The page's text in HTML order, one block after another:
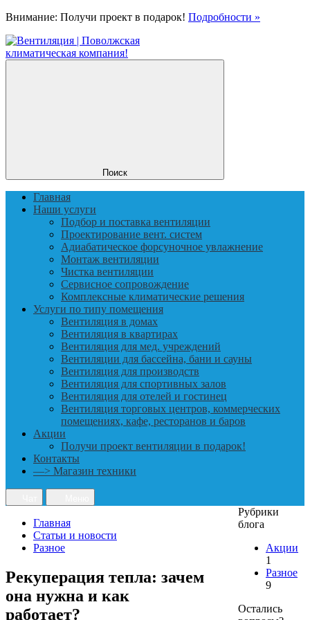
Внимание: Получи проект в подарок! Подробности »
Поиск
Главная
Наши услуги
Подбор и поставка вентиляции
Проектирование вент. систем
Адиабатическое форсуночное увлажнение
Монтаж вентиляции
Чистка вентиляции
Сервисное сопровождение
Комплексные климатические решения
Услуги по типу помещения
Вентиляция в домах
Вентиляция в квартирах
Вентиляция для мед. учреждений
Вентиляции для бассейна, бани и сауны
Вентиляция для производств
Вентиляция для спортивных залов
Вентиляция для отелей и гостинец
Вентиляция торговых центров, коммерческих
помещениях, кафе, ресторанов и баров
Акции
Получи проект вентиляции в подарок!
Контакты
—> Магазин техники
Главная
Статьи и новости
Разное
Рекуперация тепла: зачем
она нужна и как
работает?
Рубрики
блога
Акции
1
Разное
9
Остались